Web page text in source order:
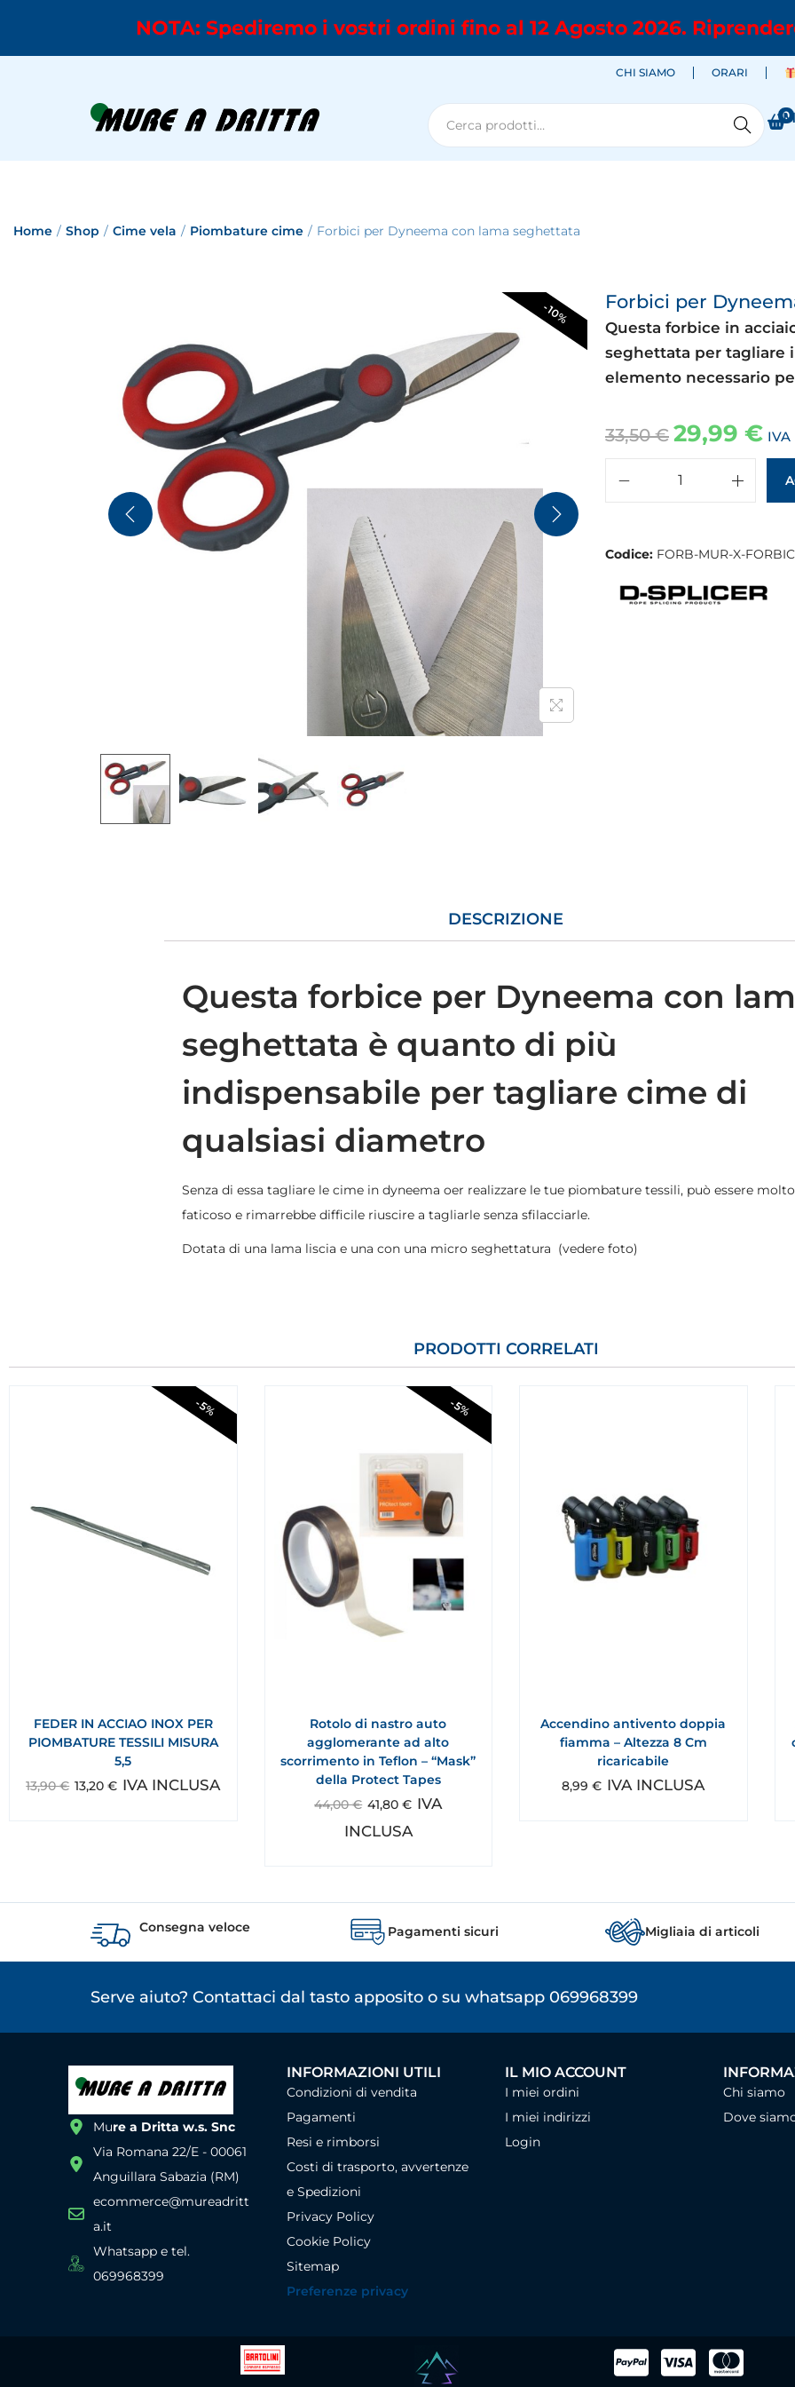
NOTA: Spediremo i vostri ordini fino al 12 Agosto 2026.
CHI SIAMO ORARI
Cerca
0
Home / Shop / Cime vela / Piombature cime / Forbici per Dyneema con lama seghettata
-10% Forbici per
Questa forbice in
seghettata per tagliare
elemento necessario
33,50€ 29,99 € IVA
Codice: FORB-MUR-X-
DESCRIZIONE
Questa forbice per Dyneema con
seghettata è quanto di più
indispensabile per tagliare cime di
qualsiasi diametro
Senza di essa tagliare le cime in dyneema oer realizzare le tue piombature tessili, può essere molto
faticoso e rimarrebbe difficile riuscire a tagliarle senza sfilacciarle.
Dotata di una lama liscia e una con una micro seghettatura (vedere foto)
PRODOTTI CORRELATI
-5%
FEDER IN ACCIAO INOX PER
PIOMBATURE TESSILI MISURA
5,5
13,90€ 13,20€ IVA INCLUSA
-5%
Rotolo di nastro auto
agglomerante ad alto
scorrimento in Teflon – “Mask”
della Protect Tapes
44,00€ 41,80€ IVA
INCLUSA
Accendino antivento doppia
fiamma – Altezza 8 Cm
ricaricabile
8,99€ IVA INCLUSA
Consegna veloce Pagamenti sicuri Migliaia di articoli
Serve aiuto? Contattaci dal tasto apposito o su whatsapp 069968399
Mure a Dritta w.s. Snc
Via Romana 22/E - 00061
Anguillara Sabazia (RM)
ecommerce@mureadritt
a.it
Whatsapp e tel.
069968399
INFORMAZIONI UTILI
Condizioni di vendita
Pagamenti
Resi e rimborsi
Costi di trasporto, avvertenze
e Spedizioni
Privacy Policy
Cookie Policy
Sitemap
Preferenze privacy
IL MIO ACCOUNT
I miei ordini
I miei indirizzi
Login
Chi siamo
Dove